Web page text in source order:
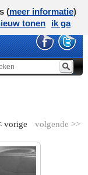
volgende >>
vorige
(meer informatie)
tonen
ik ga